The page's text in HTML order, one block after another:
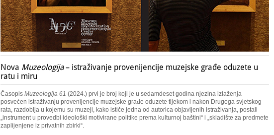
Nova Muzeologija– istraživanje provenijencije muzejske građe oduzete u
ratu i miru
Časopis Muzeologija 61 (2024.) prvi je broj koji je u sedamdeset godina njezina izlaženja
posvećen istraživanju provenijencije muzejske građe oduzete tijekom i nakon Drugoga svjetskog
rata, razdoblja u kojemu su muzeji, kako ističe jedna od autorica objavljenih istraživanja, postali
„instrument u provedbi ideološki motivirane politike prema kulturnoj baštini“ i „skladište za predmete
zaplijenjene iz privatnih zbirki“.